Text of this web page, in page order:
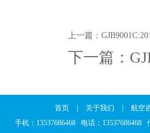
上一篇：
下一篇：
首页 关于我们
航空
手机：13537686468 电话：13537686468